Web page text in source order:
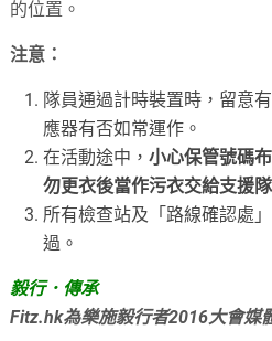
的位置。
注意：
隊員通過計時裝置時，留意
應器有否如常運作。
在活動途中，小心保管號碼
勿更衣後當作污衣交給支援隊
所有檢查站及「路線確認處
過。
毅行．傳承
Fitz.hk為樂施毅行者2016大會媒